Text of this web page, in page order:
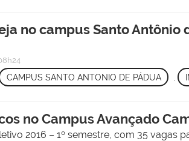
no campus Santo Antônio
CAMPUS SANTO ANTONIO DE PÁDUA ,
no Campus Avançado
2016 – 1º semestre, com 35 vagas